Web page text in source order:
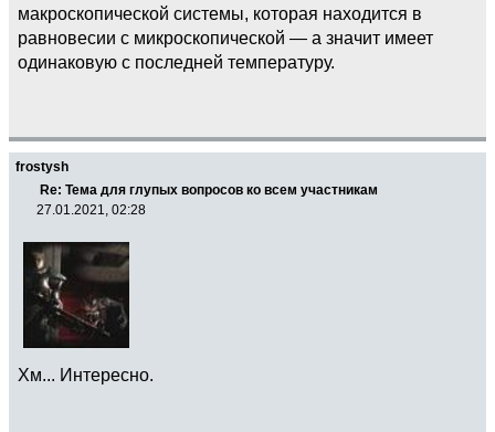
макроскопической системы, которая находится в
равновесии с микроскопической — а значит имеет
одинаковую с последней температуру.
frostysh
Re: Тема для глупых вопросов ко всем участникам
27.01.2021, 02:28
Хм... Интересно.